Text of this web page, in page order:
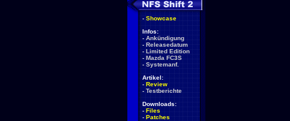
- Showcase
Infos:
- Ankündigung
- Releasedatum
- Limited Edition
- Mazda FC3S
- Systemanf.
Artikel:
- Review
- Testberichte
Downloads:
- Files
- Patches